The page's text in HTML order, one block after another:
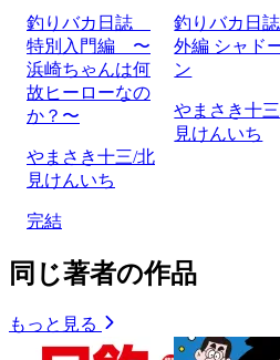
釣りバカ日誌
特別入門編 〜
浜崎ちゃんは何
故ヒーローなの
か？〜
やまさき十三/北
見けんいち
完結
釣りバカ日
外編 シャド
ン
やまさき十
見けんいち
同じ著者の作品
もっと見る